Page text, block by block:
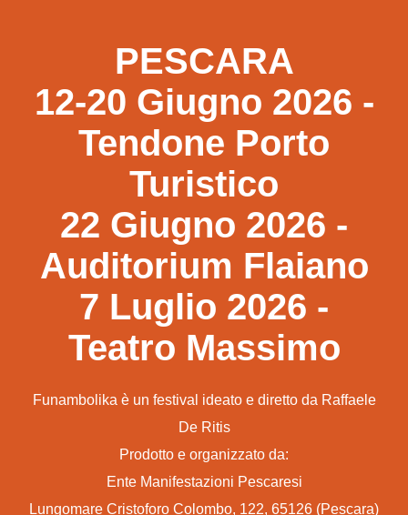
PESCARA
12-20 Giugno 2026 -
Tendone Porto
Turistico
22 Giugno 2026 -
Auditorium Flaiano
7 Luglio 2026 -
Teatro Massimo
Funambolika è un festival ideato e diretto da Raffaele
De Ritis
Prodotto e organizzato da:
Ente Manifestazioni Pescaresi
Lungomare Cristoforo Colombo, 122, 65126 (Pescara)